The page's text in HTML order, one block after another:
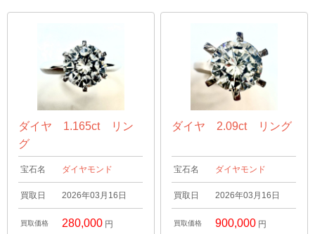
ダイヤ 1.165ct リン
グ
宝石名 ダイヤモンド
買取日 2026年03月16日
買取価格 280,000 円
ダイヤ 2.09ct リング
宝石名 ダイヤモンド
買取日 2026年03月16日
買取価格 900,000 円